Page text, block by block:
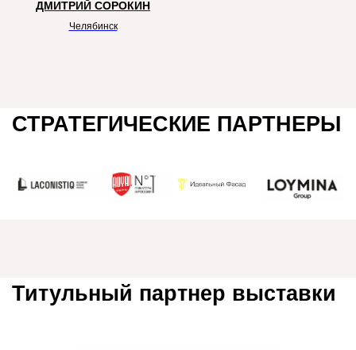
ДМИТРИЙ СОРОКИН
Челябинск